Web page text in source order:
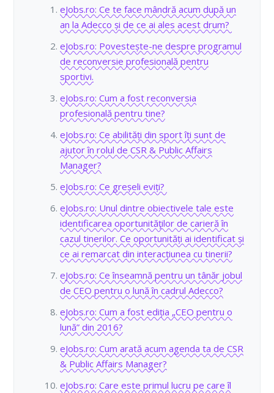
eJobs.ro: Ce te face mândră acum după un
an la Adecco și de ce ai ales acest drum?
eJobs.ro: Povestește-ne despre programul
de reconversie profesională pentru
sportivi.
eJobs.ro: Cum a fost reconversia
profesională pentru tine?
eJobs.ro: Ce abilități din sport îți sunt de
ajutor în rolul de CSR & Public Affairs
Manager?
eJobs.ro: Ce greșeli eviți?
eJobs.ro: Unul dintre obiectivele tale este
identificarea oportunităţilor de carieră în
cazul tinerilor. Ce oportunități ai identificat și
ce ai remarcat din interacțiunea cu tinerii?
eJobs.ro: Ce înseamnă pentru un tânăr jobul
de CEO pentru o lună în cadrul Adecco?
eJobs.ro: Cum a fost ediția „CEO pentru o
lună” din 2016?
eJobs.ro: Cum arată acum agenda ta de CSR
& Public Affairs Manager?
eJobs.ro: Care este primul lucru pe care îl